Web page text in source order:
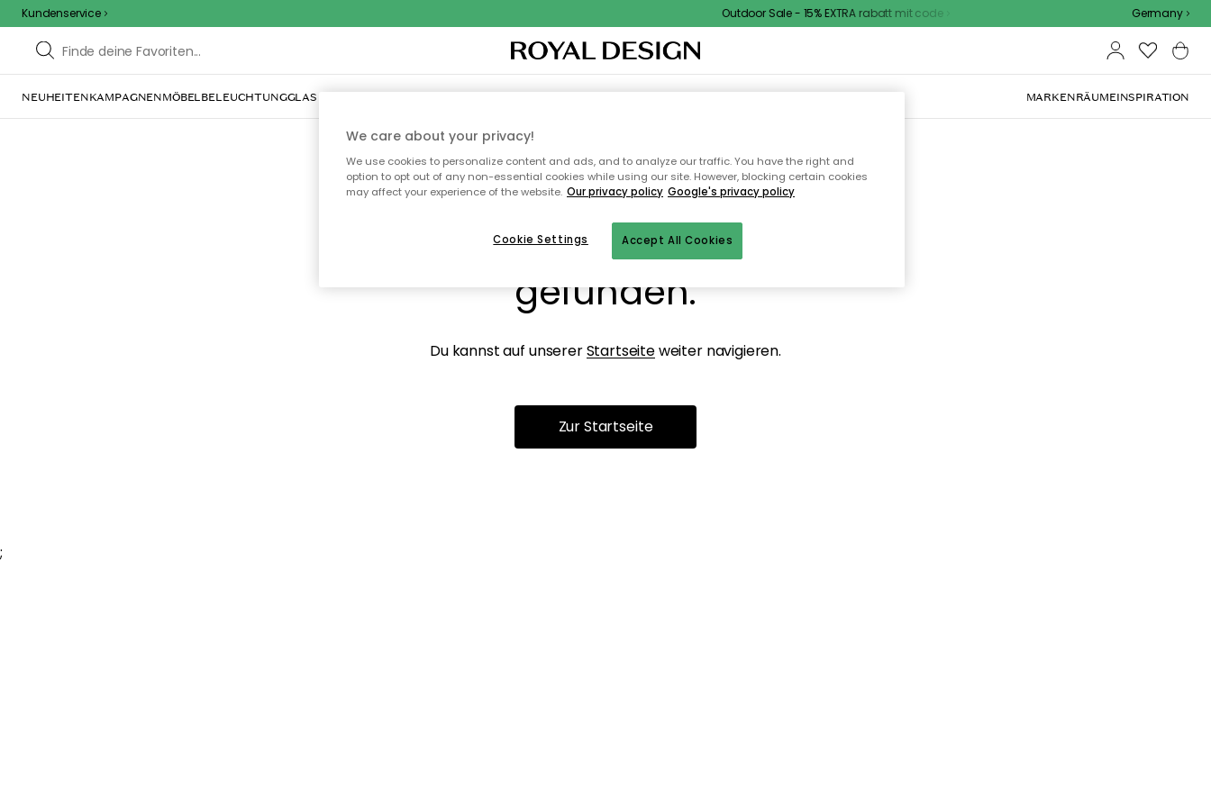
Kundenservice Outdoor Sale - 15% EXTRA rabatt mit code Germany
NEUHEITENKAMPAGNENMÖBELBELEUCHTUNGGLAS & GESCHIRRINNENEINRICHTUNGTEXTILIEN & TEPPICHEKÜCHEAUFBEWAHRUNGOUTDOOR-MÖBEL MARKENRÄUMEINSPIRATION
Ooops, die Seite wurde nicht
gefunden.
Du kannst auf unsererStartseiteweiter navigieren.
Zur Startseite
;
We care about your privacy!
We use cookies to personalize content and ads, and to analyze our traffic. You have the right and
option to opt out of any non-essential cookies while using our site. However, blocking certain cookies
may affect your experience of the website. Our privacy policy Google's privacy policy
Accept All Cookies
Cookie Settings